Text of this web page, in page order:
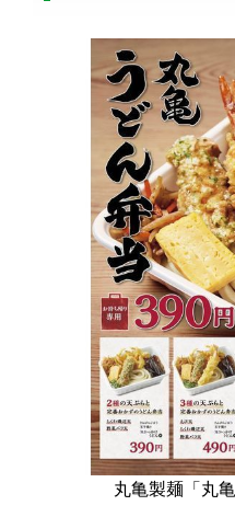
丸亀製麺「丸